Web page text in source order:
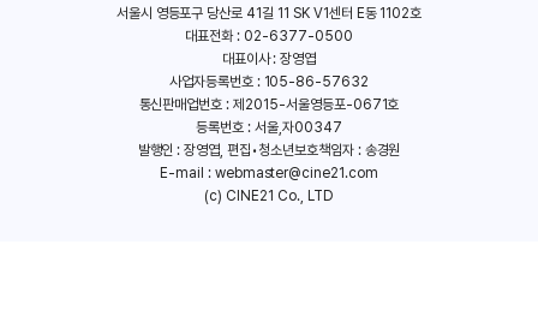
서울시 영등포구 당산로 41길 11 SK V1센터 E동 1102호
대표전화 : 02-6377-0500
대표이사 : 장영엽
사업자등록번호 : 105-86-57632
통신판매업번호 : 제2015-서울영등포-0671호
등록번호 : 서울,자00347
발행인 : 장영엽, 편집•청소년보호책임자 : 송경원
E-mail : webmaster@cine21.com
(c) CINE21 Co., LTD